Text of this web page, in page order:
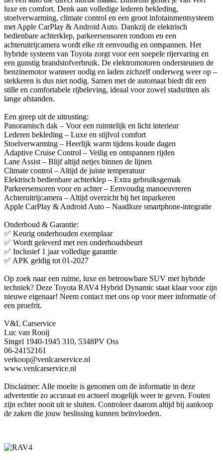
luxe en comfort. Denk aan volledige lederen bekleding,
stoelverwarming, climate control en een groot infotainmentsysteem
met Apple CarPlay & Android Auto. Dankzij de elektrisch
bedienbare achterklep, parkeersensoren rondom en een
achteruitrijcamera wordt elke rit eenvoudig en ontspannen. Het
hybride systeem van Toyota zorgt voor een soepele rijervaring en
een gunstig brandstofverbruik. De elektromotoren ondersteunen de
benzinemotor wanneer nodig en laden zichzelf onderweg weer op –
stekkeren is dus niet nodig. Samen met de automaat biedt dit een
stille en comfortabele rijbeleving, ideaal voor zowel stadsritten als
lange afstanden.
Een greep uit de uitrusting:
Panoramisch dak – Voor een ruimtelijk en licht interieur
Lederen bekleding – Luxe en stijlvol comfort
Stoelverwarming – Heerlijk warm tijdens koude dagen
Adaptive Cruise Control – Veilig en ontspannen rijden
Lane Assist – Blijf altijd netjes binnen de lijnen
Climate control – Altijd de juiste temperatuur
Elektrisch bedienbare achterklep – Extra gebruiksgemak
Parkeersensoren voor en achter – Eenvoudig manoeuvreren
Achteruitrijcamera – Altijd overzicht bij het inparkeren
Apple CarPlay & Android Auto – Naadloze smartphone-integratie
Onderhoud & Garantie:
✅ Keurig onderhouden exemplaar
✅ Wordt geleverd met een onderhoudsbeurt
✅ Inclusief 1 jaar volledige garantie
✅ APK geldig tot 01-2027
Op zoek naar een ruime, luxe en betrouwbare SUV met hybride
techniek? Deze Toyota RAV4 Hybrid Dynamic staat klaar voor zijn
nieuwe eigenaar! Neem contact met ons op voor meer informatie of
een proefrit.
V&L Carservice
Luc van Rooij
Singel 1940-1945 310, 5348PV Oss
06-24152161
verkoop@venlcarservice.nl
www.venlcarservice.nl
Disclaimer: Alle moeite is genomen om de informatie in deze
advertentie zo accuraat en actueel mogelijk weer te geven. Fouten
zijn echter nooit uit te sluiten. Controleer daarom altijd bij aankoop
de zaken die jouw beslissing kunnen beïnvloeden.